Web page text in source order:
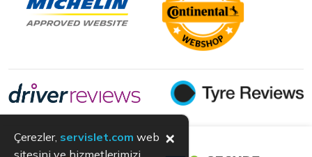
Çerezler, servislet.com web
sitesini ve hizmetlerimizi
×